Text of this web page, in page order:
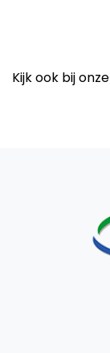
Kijk ook bij onze